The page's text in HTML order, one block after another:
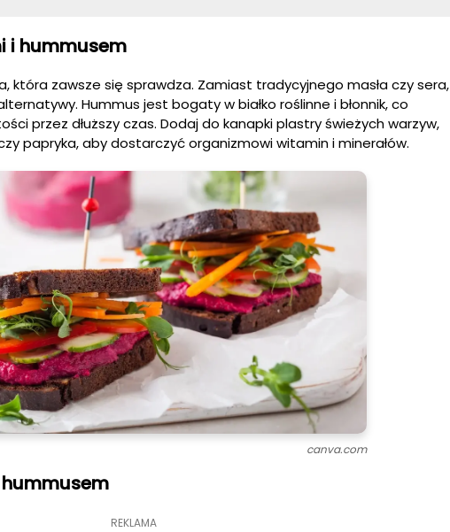
i hummusem
która zawsze się sprawdza. Zamiast tradycyjnego masła czy sera,
Hummus jest bogaty w białko roślinne i błonnik, co
przez dłuższy czas. Dodaj do kanapki plastry świeżych warzyw,
papryka, aby dostarczyć organizmowi witamin i minerałów.
canva.com
hummusem
REKLAMA